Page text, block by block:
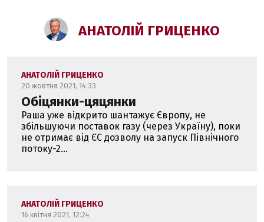
АНАТОЛІЙ ГРИЦЕНКО
АНАТОЛІЙ ГРИЦЕНКО
20 жовтня 2021, 14:33
Обіцянки-цяцянки
Раша уже відкрито шантажує Європу, не
збільшуючи поставок газу (через Україну), поки
не отримає від ЄС дозволу на запуск Північного
потоку-2...
АНАТОЛІЙ ГРИЦЕНКО
16 квітня 2021, 12:24